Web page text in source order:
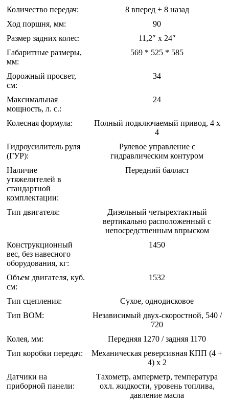
Количество передач:
8 вперед + 8 назад
Ход поршня, мм:
90
Размер задних колес:
11,2″ х 24″
Габаритные размеры,
мм:
569 * 525 * 585
Дорожный просвет,
см:
34
Максимальная
мощность, л. с.:
24
Колесная формула:
Полный подключаемый привод, 4 x
4
Гидроусилитель руля
(ГУР):
Рулевое управление с
гидравлическим контуром
Наличие
утяжелителей в
стандартной
комплектации:
Передний балласт
Тип двигателя:
Дизельный четырехтактный
вертикально расположенный с
непосредственным впрыском
Конструкционный
вес, без навесного
оборудования, кг:
1450
Объем двигателя, куб.
см:
1532
Тип сцепления:
Сухое, однодисковое
Тип ВОМ:
Независимый двух-скоростной, 540 /
720
Колея, мм:
Передняя 1270 / задняя 1170
Тип коробки передач:
Механическая реверсивная КПП (4 +
4) x 2
Датчики на
приборной панели:
Тахометр, амперметр, температура
охл. жидкости, уровень топлива,
давление масла